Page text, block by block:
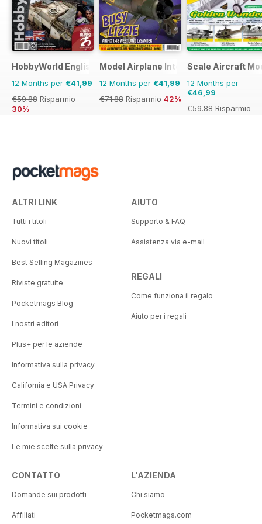
HobbyWorld English
12 Months per €41,99
€59.88 Risparmio
30%
Model Airplane International
12 Months per €41,99
€71.88 Risparmio 42%
Scale Aircraft
12 Months per
€46,99
€59.88 Risparmio
ALTRI LINK
Tutti i titoli
Nuovi titoli
Best Selling Magazines
Riviste gratuite
Pocketmags Blog
I nostri editori
Plus+ per le aziende
Informativa sulla privacy
California e USA Privacy
Termini e condizioni
Informativa sui cookie
Le mie scelte sulla privacy
AIUTO
Supporto & FAQ
Assistenza via e-mail
REGALI
Come funziona il regalo
Aiuto per i regali
CONTATTO
Domande sui prodotti
Affiliati
L'AZIENDA
Chi siamo
Pocketmags.com